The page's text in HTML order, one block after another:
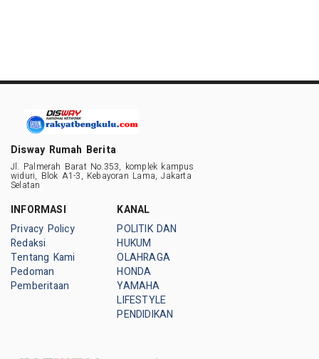
Disway Rumah Berita
Jl. Palmerah Barat No.353, komplek kampus
widuri, Blok A1-3, Kebayoran Lama, Jakarta
Selatan
INFORMASI
Privacy Policy
Redaksi
Tentang Kami
Pedoman
Pemberitaan
KANAL
POLITIK DAN
HUKUM
OLAHRAGA
HONDA
YAMAHA
LIFESTYLE
PENDIDIKAN